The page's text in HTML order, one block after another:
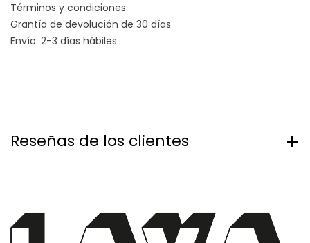
Términos y condiciones
Grantía de devolución de 30 días
Envío: 2-3 días hábiles
Reseñas de los clientes